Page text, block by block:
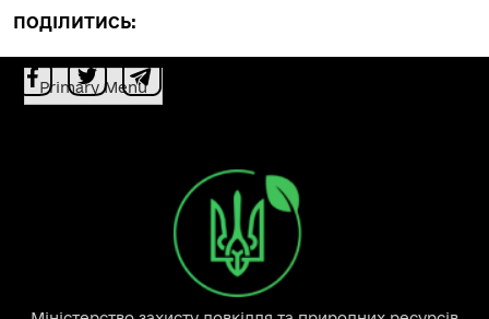
ПОДІЛИТИСЬ:
Primary Menu